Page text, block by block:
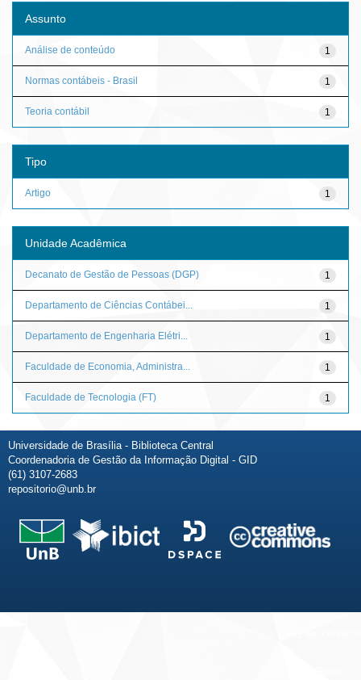
Assunto
1
Análise de conteúdo
1
Normas contábeis - Brasil
1
Teoria contábil
Tipo
1
Artigo
Unidade Acadêmica
1
Decanato de Gestão de Pessoas (DGP)
1
Departamento de Ciências Contábei...
1
Departamento de Engenharia Elétri...
1
Faculdade de Economia, Administra...
1
Faculdade de Tecnologia (FT)
Universidade de Brasília - Biblioteca Central
Coordenadoria de Gestão da Informação Digital - GID
(61) 3107-2683
repositorio@unb.br